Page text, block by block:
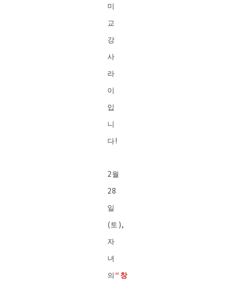
미
교
강
사
라
이
입
니
다!
2월
28
일
(토),
자
녀
의 “창